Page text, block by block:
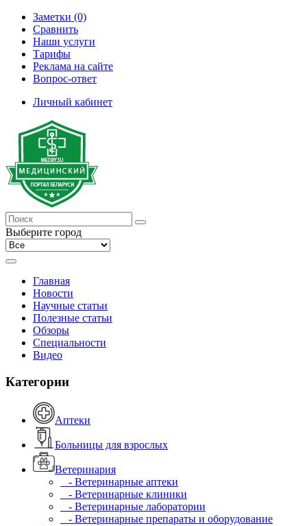
Заметки (0)
Сравнить
Наши услуги
Тарифы
Реклама на сайте
Вопрос-ответ
Личный кабинет
Выберите город
Главная
Новости
Научные статьи
Полезные статьи
Обзоры
Специальности
Видео
Категории
Аптеки
Больницы для взрослых
Ветеринария
- Ветеринарные аптеки
- Ветеринарные клиники
- Ветеринарные лаборатории
- Ветеринарные препараты и оборудование